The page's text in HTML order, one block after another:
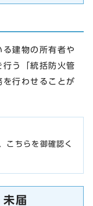
建物の所有者や
行う「統括防火管
行わせることが
こちらを御確認く
未届